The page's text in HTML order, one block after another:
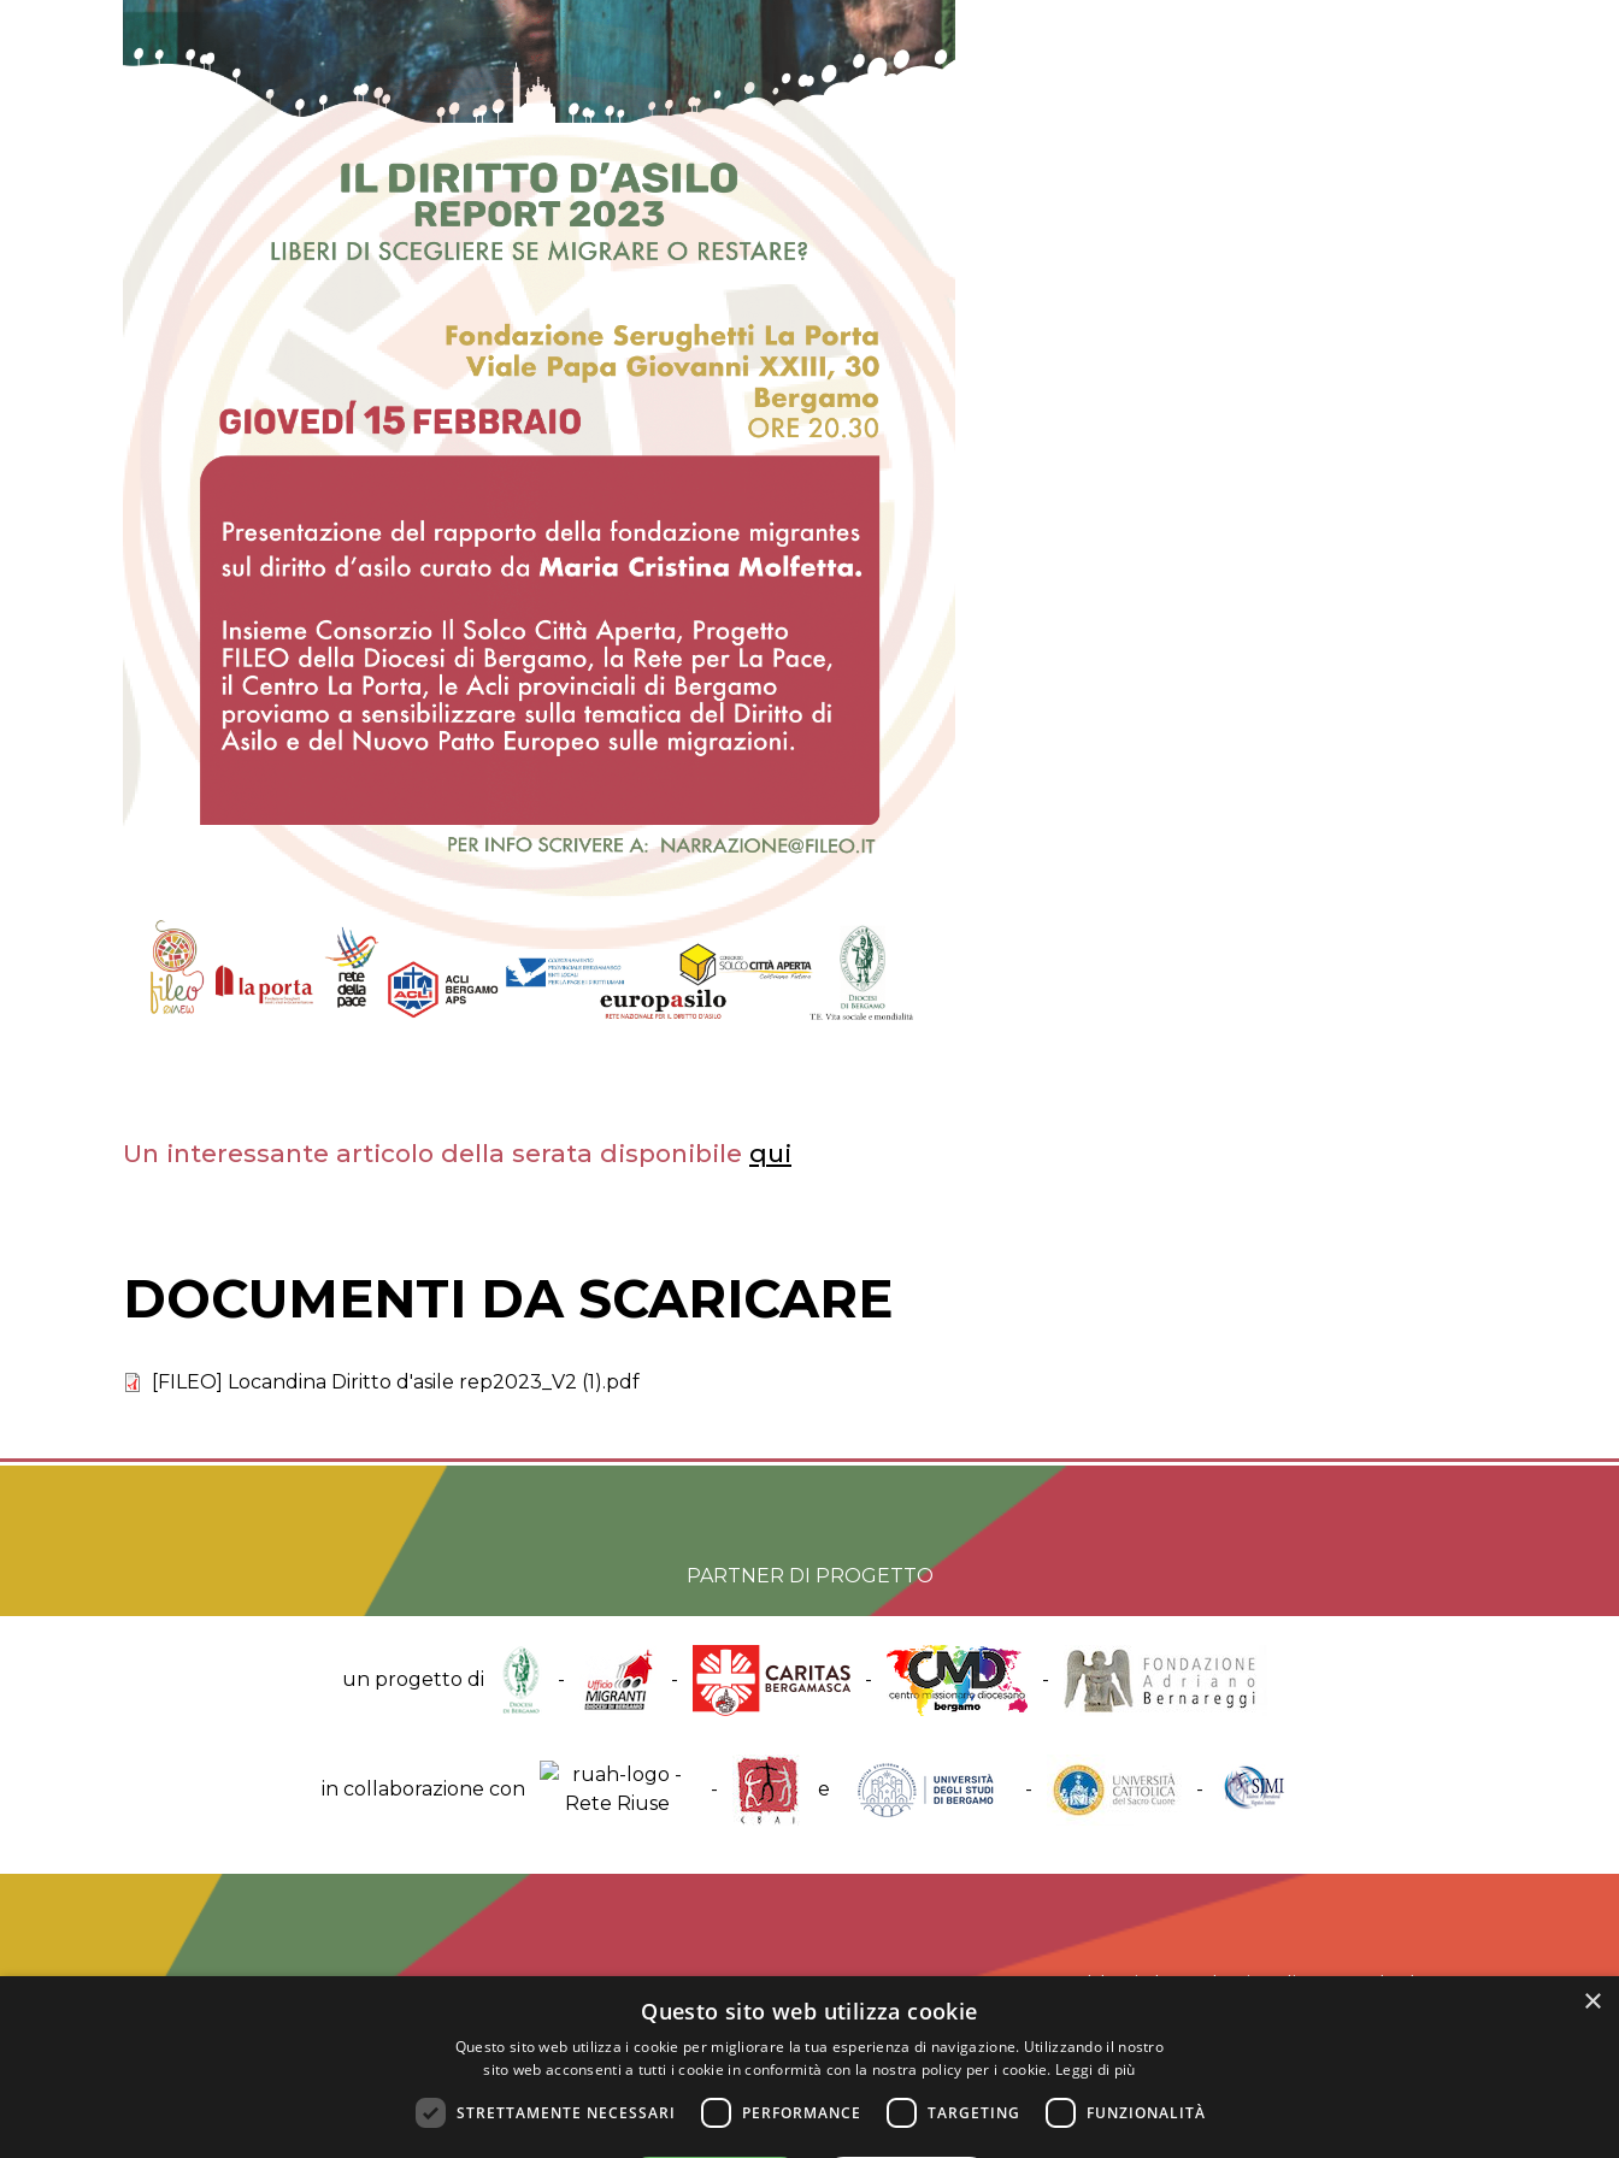
Un interessante articolo della serata disponibile qui
DOCUMENTI DA SCARICARE
[FILEO] Locandina Diritto d'asile rep2023_V2 (1).pdf
PARTNER DI PROGETTO
un progetto di - - - -
in collaborazione con - e - -
Abbazia benedettina di San Paolo d'Argon
tel.:+39 035.958859
info@abbaziasanpaolodargon.org
gestito da Fondazione Diakonia - ETS - Tutti i diritti riservati
×
Questo sito web utilizza cookie
Questo sito web utilizza i cookie per migliorare la tua esperienza di navigazione. Utilizzando il nostro
sito web acconsenti a tutti i cookie in conformità con la nostra policy per i cookie. Leggi di più
STRETTAMENTE NECESSARI PERFORMANCE TARGETING FUNZIONALITÀ